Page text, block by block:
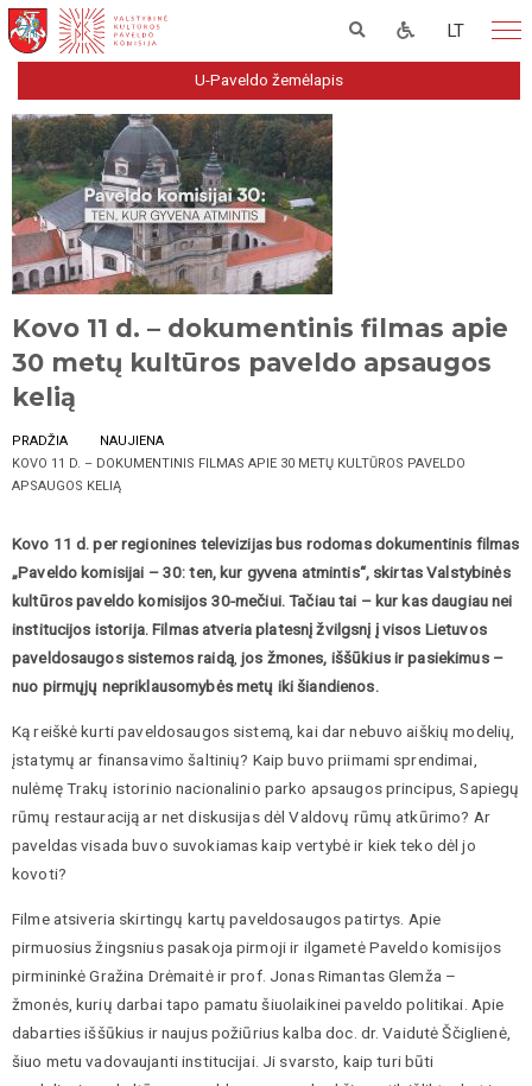
LT
U-Paveldo žemėlapis
Kovo 11 d. – dokumentinis filmas apie
30 metų kultūros paveldo apsaugos
kelią
PRADŽIA
NAUJIENA
KOVO 11 D. – DOKUMENTINIS FILMAS APIE 30 METŲ KULTŪROS PAVELDO
APSAUGOS KELIĄ
Kovo 11 d. per regionines televizijas bus rodomas dokumentinis filmas
„Paveldo komisijai – 30: ten, kur gyvena atmintis“, skirtasValstybinės
kultūros paveldo komisijos 30-mečiui.Tačiau tai – kur kas daugiau nei
institucijos istorija. Filmas atveria platesnį žvilgsnį įvisos Lietuvos
paveldosaugos sistemos raidą,jos žmones, iššūkius ir pasiekimus –
nuo pirmųjų nepriklausomybės metų iki šiandienos.
Ką reiškė kurti paveldosaugos sistemą, kai dar nebuvo aiškių modelių,
įstatymų ar finansavimo šaltinių? Kaip buvo priimami sprendimai,
nulėmę Trakų istorinio nacionalinio parko apsaugos principus, Sapiegų
rūmų restauraciją ar net diskusijas dėl Valdovų rūmų atkūrimo? Ar
paveldas visada buvo suvokiamas kaip vertybė ir kiek teko dėl jo
kovoti?
Filme atsiveria skirtingų kartų paveldosaugos patirtys. Apie
pirmuosius žingsnius pasakoja pirmoji ir ilgametė Paveldo komisijos
pirmininkė Gražina Drėmaitė ir prof. Jonas Rimantas Glemža –
žmonės, kurių darbai tapo pamatu šiuolaikinei paveldo politikai. Apie
dabarties iššūkius ir naujus požiūrius kalba doc. dr. Vaidutė Ščiglienė,
šiuo metu vadovaujanti institucijai. Ji svarsto, kaip turi būti